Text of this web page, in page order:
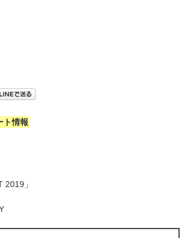
ト情報
2019」